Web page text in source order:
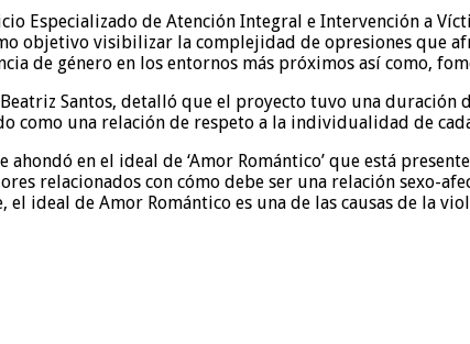
Especializado de Atención Integral e Intervención a
objetivo visibilizar la complejidad de opresiones que
de género en los entornos más próximos así como,
Beatriz Santos, detalló que el proyecto tuvo una
como una relación de respeto a la individualidad de
ahondó en el ideal de ‘Amor Romántico’ que está
relacionados con cómo debe ser una relación sexo-
ideal de Amor Romántico es una de las causas de la